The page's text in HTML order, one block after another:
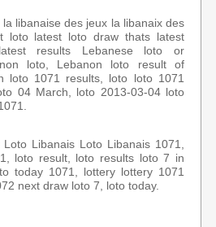
libanaise des jeux la libanaix des
loto latest loto draw thats latest
results Lebanese loto or
loto, Lebanon loto result of
loto 1071 results, loto loto 1071
04 March, loto 2013-03-04 loto
Libanais Loto Libanais 1071,
loto result, loto results loto 7 in
today 1071, lottery lottery 1071
next draw loto 7, loto today.